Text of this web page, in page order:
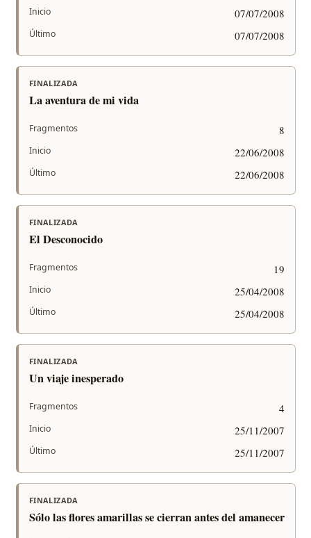
Inicio 07/07/2008
Último 07/07/2008
FINALIZADA
La aventura de mi vida
Fragmentos 8
Inicio 22/06/2008
Último 22/06/2008
FINALIZADA
El Desconocido
Fragmentos 19
Inicio 25/04/2008
Último 25/04/2008
FINALIZADA
Un viaje inesperado
Fragmentos 4
Inicio 25/11/2007
Último 25/11/2007
FINALIZADA
Sólo las flores amarillas se cierran antes del amanecer